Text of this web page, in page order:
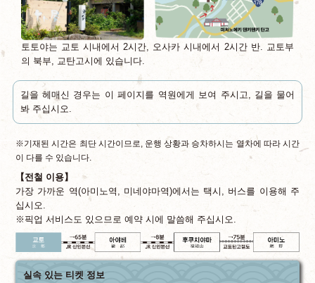
토토야는 교토 시내에서 2시간, 오사카 시내에서 2시간 반. 교토부
의 북부, 교탄고시에 있습니다.
길을 헤매신 경우는 이 페이지를 역원에게 보여 주시고, 길을 물어
봐 주십시오.
※기재된 시간은 최단 시간이므로, 운행 상황과 승차하시는 열차에 따라 시간
이 다를 수 있습니다.
【전철 이용】
가장 가까운 역(아미노역, 미네야마역)에서는 택시, 버스를 이용해 주
십시오.
※픽업 서비스도 있으므로 예약 시에 말씀해 주십시오.
교
실속 있는 티켓 정보